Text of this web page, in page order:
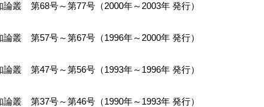
論叢 第68号～第77号（2000年～2003年 発行）
論叢 第57号～第67号（1996年～2000年 発行）
論叢 第47号～第56号（1993年～1996年 発行）
論叢 第37号～第46号（1990年～1993年 発行）